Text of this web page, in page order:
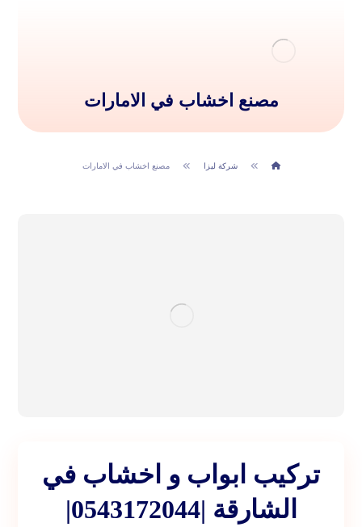
مصنع اخشاب في الامارات
شركة ليزا مصنع اخشاب في الامارات
تركيب ابواب و اخشاب في
الشارقة |0543172044|